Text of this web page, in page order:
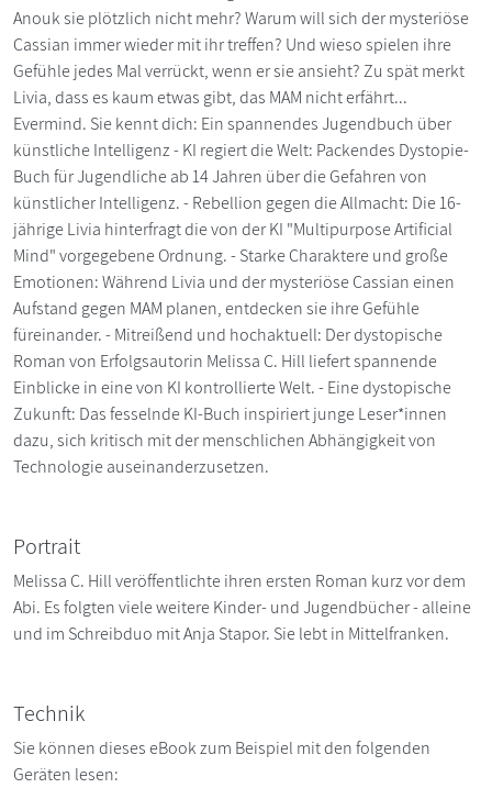
Anouk sie plötzlich nicht mehr? Warum will sich der mysteriöse
Cassian immer wieder mit ihr treffen? Und wieso spielen ihre
Gefühle jedes Mal verrückt, wenn er sie ansieht? Zu spät merkt
Livia, dass es kaum etwas gibt, das MAM nicht erfährt...
Evermind. Sie kennt dich: Ein spannendes Jugendbuch über
künstliche Intelligenz - KI regiert die Welt: Packendes Dystopie-
Buch für Jugendliche ab 14 Jahren über die Gefahren von
künstlicher Intelligenz. - Rebellion gegen die Allmacht: Die 16-
jährige Livia hinterfragt die von der KI "Multipurpose Artificial
Mind" vorgegebene Ordnung. - Starke Charaktere und große
Emotionen: Während Livia und der mysteriöse Cassian einen
Aufstand gegen MAM planen, entdecken sie ihre Gefühle
füreinander. - Mitreißend und hochaktuell: Der dystopische
Roman von Erfolgsautorin Melissa C. Hill liefert spannende
Einblicke in eine von KI kontrollierte Welt. - Eine dystopische
Zukunft: Das fesselnde KI-Buch inspiriert junge Leser*innen
dazu, sich kritisch mit der menschlichen Abhängigkeit von
Technologie auseinanderzusetzen.
Portrait
Melissa C. Hill veröffentlichte ihren ersten Roman kurz vor dem
Abi. Es folgten viele weitere Kinder- und Jugendbücher - alleine
und im Schreibduo mit Anja Stapor. Sie lebt in Mittelfranken.
Technik
Sie können dieses eBook zum Beispiel mit den folgenden
Geräten lesen: